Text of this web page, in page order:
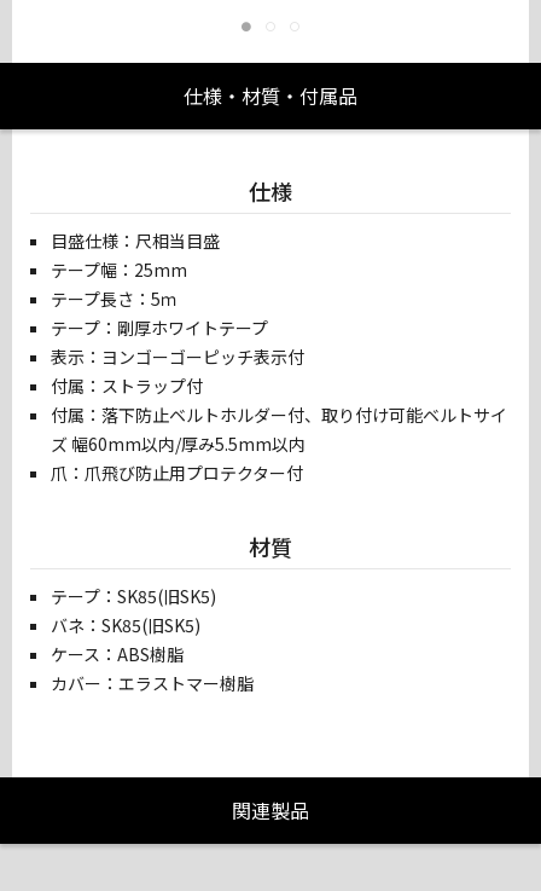
仕様・材質・付属品
仕様
目盛仕様：尺相当目盛
テープ幅：25mm
テープ長さ：5ｍ
テープ：剛厚ホワイトテープ
表示：ヨンゴーゴーピッチ表示付
付属：ストラップ付
付属：落下防止ベルトホルダー付、取り付け可能ベルトサイ
ズ 幅60mm以内/厚み5.5mm以内
爪：爪飛び防止用プロテクター付
材質
テープ：SK85(旧SK5)
バネ：SK85(旧SK5)
ケース：ABS樹脂
カバー：エラストマー樹脂
関連製品